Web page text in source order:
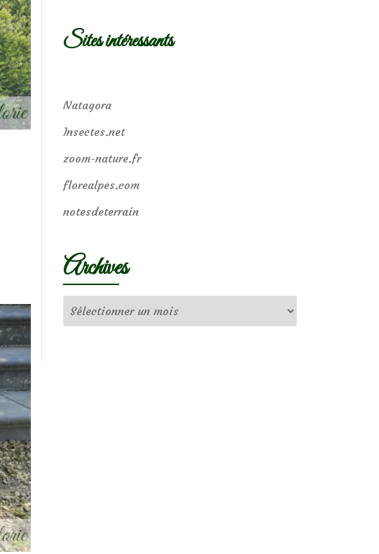
Sites intéressants
Natagora
Insectes.net
zoom-nature.fr
florealpes.com
notesdeterrain
Archives
Archives